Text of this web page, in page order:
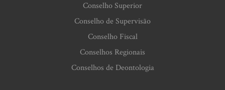
Conselho Superior
Conselho de Supervisão
Conselho Fiscal
Conselhos Regionais
Conselhos de Deontologia